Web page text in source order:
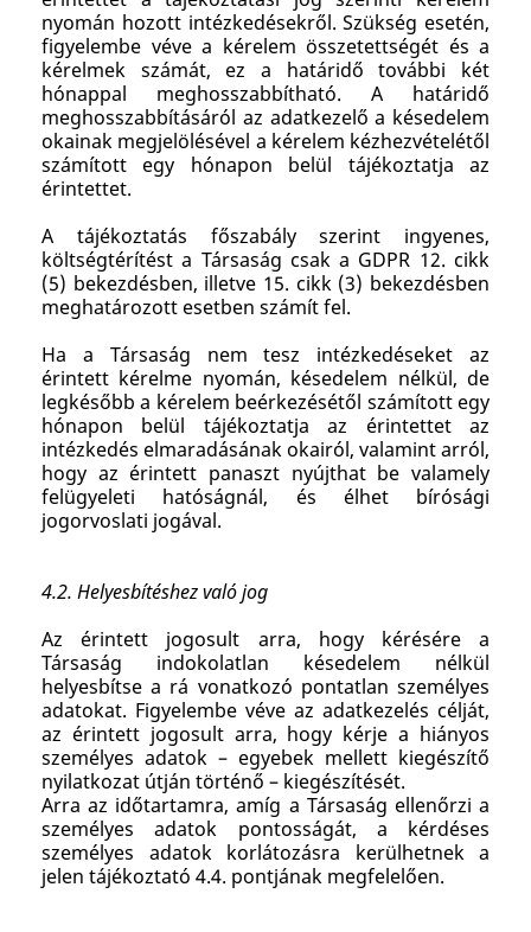
nyomán hozott intézkedésekről. Szükség esetén,
figyelembe véve a kérelem összetettségét és a
kérelmek számát, ez a határidő további két
hónappal meghosszabbítható. A határidő
meghosszabbításáról az adatkezelő a késedelem
okainak megjelölésével a kérelem kézhezvételétől
számított egy hónapon belül tájékoztatja az
érintettet.
A tájékoztatás főszabály szerint ingyenes,
költségtérítést a Társaság csak a GDPR 12. cikk
(5) bekezdésben, illetve 15. cikk (3) bekezdésben
meghatározott esetben számít fel.
Ha a Társaság nem tesz intézkedéseket az
érintett kérelme nyomán, késedelem nélkül, de
legkésőbb a kérelem beérkezésétől számított egy
hónapon belül tájékoztatja az érintettet az
intézkedés elmaradásának okairól, valamint arról,
hogy az érintett panaszt nyújthat be valamely
felügyeleti hatóságnál, és élhet bírósági
jogorvoslati jogával.
4.2. Helyesbítéshez való jog
Az érintett jogosult arra, hogy kérésére a
Társaság indokolatlan késedelem nélkül
helyesbítse a rá vonatkozó pontatlan személyes
adatokat. Figyelembe véve az adatkezelés célját,
az érintett jogosult arra, hogy kérje a hiányos
személyes adatok – egyebek mellett kiegészítő
nyilatkozat útján történő – kiegészítését.
Arra az időtartamra, amíg a Társaság ellenőrzi a
személyes adatok pontosságát, a kérdéses
személyes adatok korlátozásra kerülhetnek a
jelen tájékoztató 4.4. pontjának megfelelően.